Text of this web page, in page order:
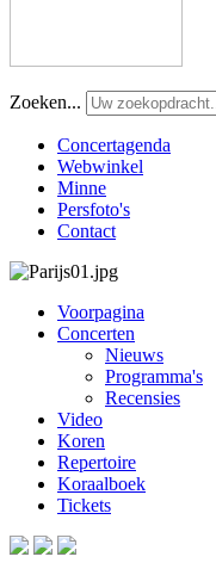
Zoeken...
Concertagenda
Webwinkel
Minne
Persfoto's
Contact
Voorpagina
Concerten
Nieuws
Programma's
Recensies
Video
Koren
Repertoire
Koraalboek
Tickets